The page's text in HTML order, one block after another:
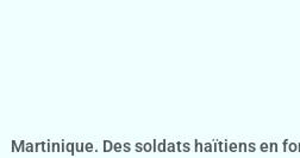
Martinique. Des soldats haïtiens en